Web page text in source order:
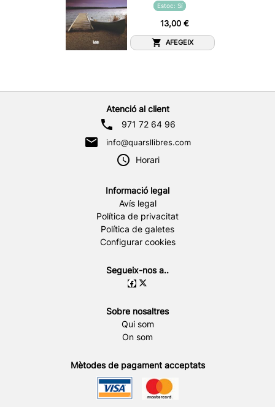
Estoc: Sí
13,00 €
AFEGEIX
Atenció al client
971 72 64 96
info@quarsllibres.com
Horari
Informació legal
Avís legal
Política de privacitat
Política de galetes
Configurar cookies
Segueix-nos a..
Sobre nosaltres
Qui som
On som
Mètodes de pagament acceptats